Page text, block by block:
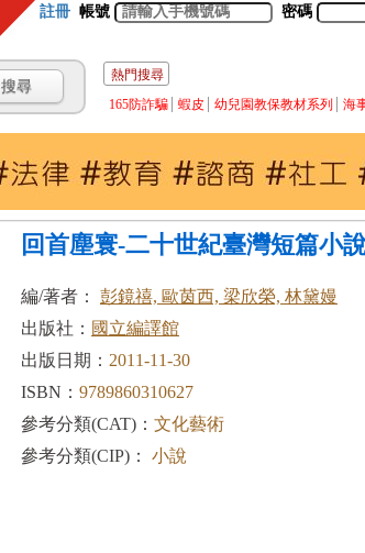
註冊 帳號 密碼
熱門搜尋
165防詐騙
蝦皮 幼兒園教保教材系列 海
回首塵寰-二十世紀臺灣短篇小
編/著者： 彭鏡禧, 歐茵西, 梁欣榮, 林黛嫚
出版社： 國立編譯館
出版日期： 2011-11-30
ISBN： 9789860310627
參考分類(CAT)： 文化藝術
參考分類(CIP)：
小說